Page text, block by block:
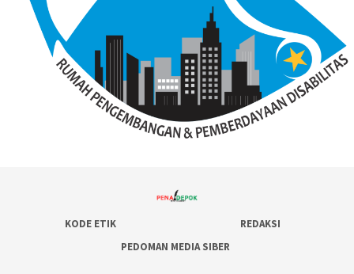
KODE ETIK
REDAKSI
PEDOMAN MEDIA SIBER